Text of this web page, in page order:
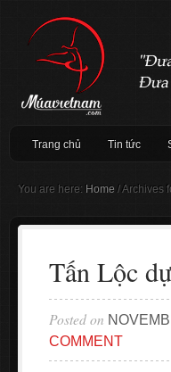
Trang chủ Tin tức
You are here: Home /Archives
Tấn Lộc
Posted on
COMMENT